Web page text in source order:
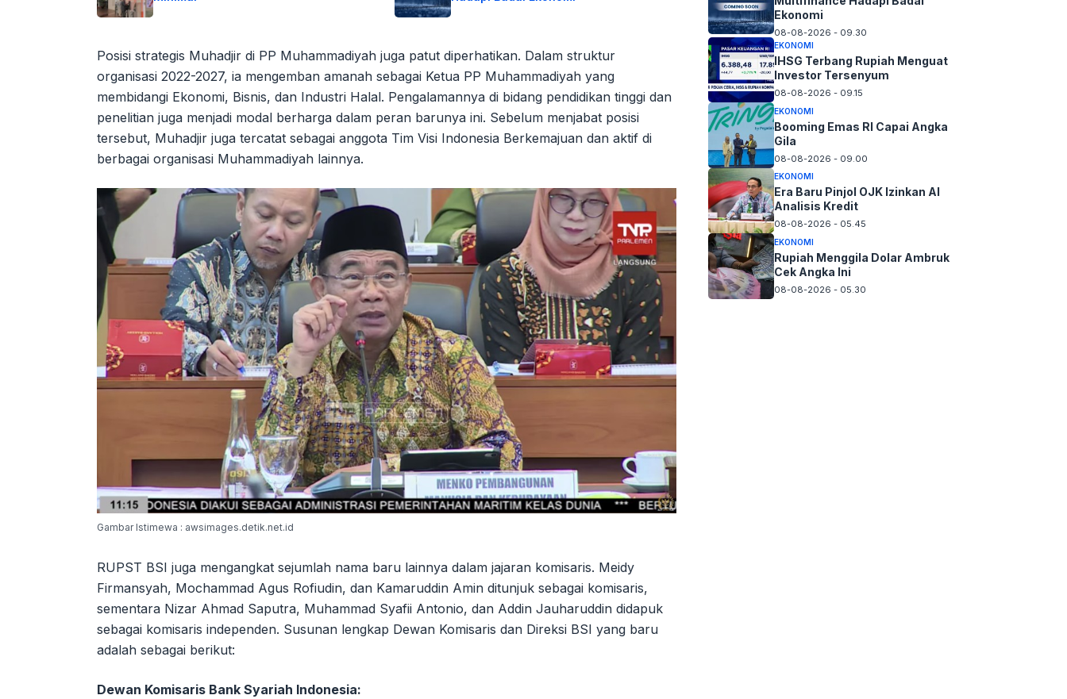
Posisi strategis Muhadjir di PP Muhammadiyah juga patut diperhatikan. Dalam struktur
organisasi 2022-2027, ia mengemban amanah sebagai Ketua PP Muhammadiyah yang
membidangi Ekonomi, Bisnis, dan Industri Halal. Pengalamannya di bidang pendidikan tinggi dan
penelitian juga menjadi modal berharga dalam peran barunya ini. Sebelum menjabat posisi
tersebut, Muhadjir juga tercatat sebagai anggota Tim Visi Indonesia Berkemajuan dan aktif di
berbagai organisasi Muhammadiyah lainnya.
Gambar Istimewa : awsimages.detik.net.id
RUPST BSI juga mengangkat sejumlah nama baru lainnya dalam jajaran komisaris. Meidy
Firmansyah, Mochammad Agus Rofiudin, dan Kamaruddin Amin ditunjuk sebagai komisaris,
sementara Nizar Ahmad Saputra, Muhammad Syafii Antonio, dan Addin Jauharuddin didapuk
sebagai komisaris independen. Susunan lengkap Dewan Komisaris dan Direksi BSI yang baru
adalah sebagai berikut:
Dewan Komisaris Bank Syariah Indonesia:
Ekonomi
08-08-2026 - 09.30
EKONOMI
IHSG Terbang Rupiah Menguat
Investor Tersenyum
08-08-2026 - 09.15
EKONOMI
Booming Emas RI Capai Angka
Gila
08-08-2026 - 09.00
EKONOMI
Era Baru Pinjol OJK Izinkan AI
Analisis Kredit
08-08-2026 - 05.45
EKONOMI
Rupiah Menggila Dolar Ambruk
Cek Angka Ini
08-08-2026 - 05.30